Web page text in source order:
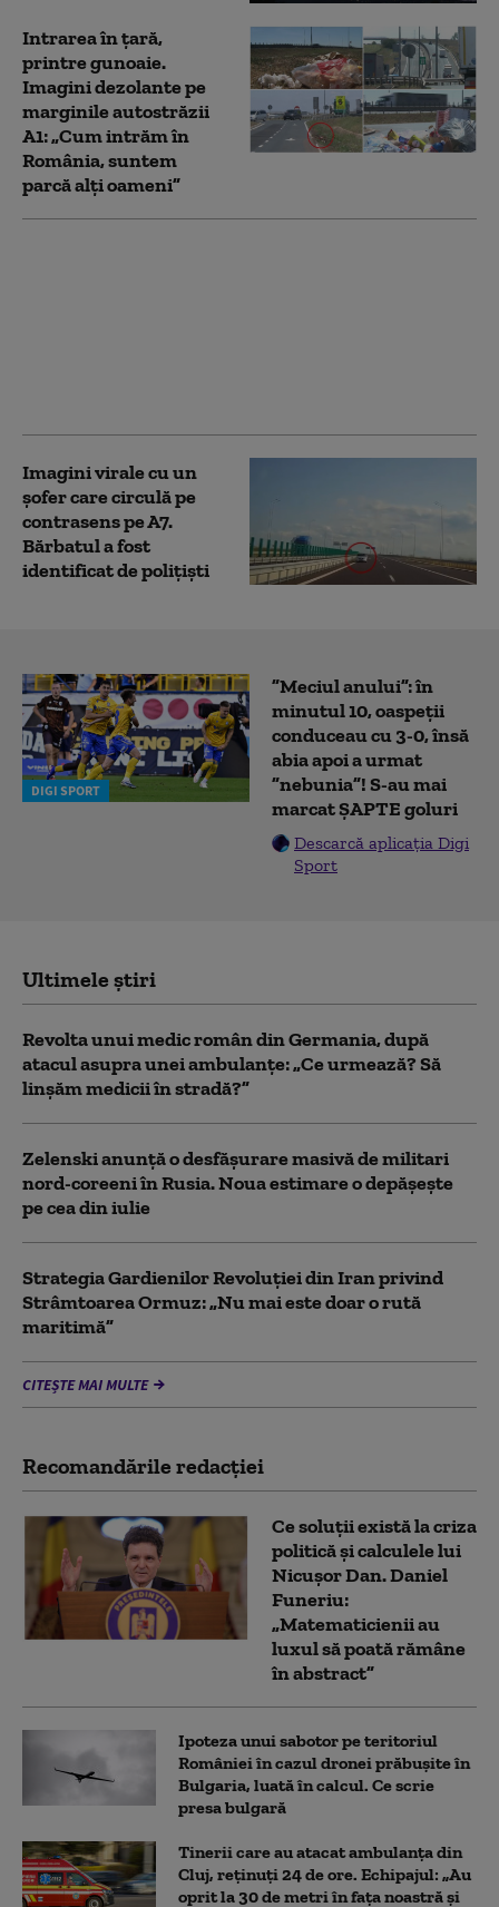
Intrarea în țară,
printre gunoaie.
Imagini dezolante pe
marginile autostrăzii
A1: „Cum intrăm în
România, suntem
parcă alți oameni”
Imagini virale cu un
șofer care circulă pe
contrasens pe A7.
Bărbatul a fost
identificat de polițiști
DIGI SPORT
”Meciul anului”: în
minutul 10, oaspeții
conduceau cu 3-0, însă
abia apoi a urmat
”nebunia”! S-au mai
marcat ȘAPTE goluri
Descarcă aplicația Digi
Sport
Ultimele știri
Revolta unui medic român din Germania, după
atacul asupra unei ambulanțe: „Ce urmează? Să
linșăm medicii în stradă?”
Zelenski anunță o desfășurare masivă de militari
nord-coreeni în Rusia. Noua estimare o depășește
pe cea din iulie
Strategia Gardienilor Revoluției din Iran privind
Strâmtoarea Ormuz: „Nu mai este doar o rută
maritimă”
CITEȘTE MAI MULTE
Recomandările redacţiei
Ce soluții există la criza
politică și calculele lui
Nicușor Dan. Daniel
Funeriu:
„Matematicienii au
luxul să poată rămâne
în abstract”
Ipoteza unui sabotor pe teritoriul
României în cazul dronei prăbușite în
Bulgaria, luată în calcul. Ce scrie
presa bulgară
Tinerii care au atacat ambulanța din
Cluj, reținuți 24 de ore. Echipajul: „Au
oprit la 30 de metri în fața noastră și